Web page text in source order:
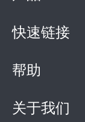
快速链接
帮助
关于我们